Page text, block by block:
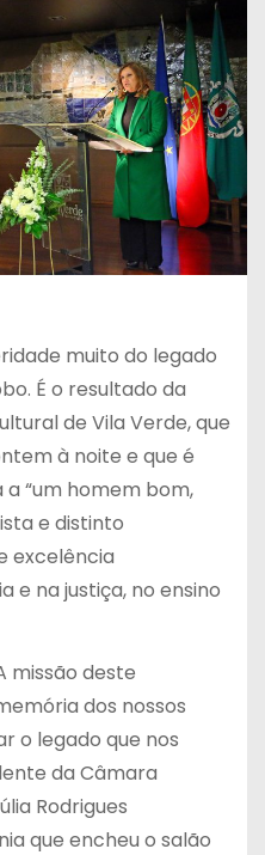
muito do legado
É o resultado da
de Vila Verde, que
à noite e que é
“um homem bom,
e distinto
excelência
e na justiça, no ensino
missão deste
dos nossos
o legado que nos
da Câmara
Rodrigues
que encheu o salão